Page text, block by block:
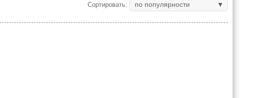
Сортировать: по популярности